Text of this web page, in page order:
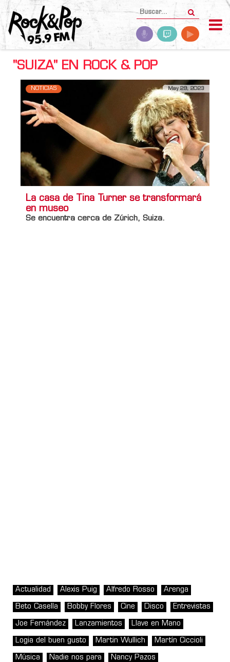
"SUIZA" EN ROCK & POP
NOTICIAS May 29, 2023
La casa de Tina Turner se transformará
en museo
Se encuentra cerca de Zúrich, Suiza.
Actualidad Alexis Puig Alfredo Rosso Arenga
Beto Casella Bobby Flores Cine Disco Entrevistas
Joe Fernández Lanzamientos Llave en Mano
Logia del buen gusto Martin Wullich Martín Ciccioli
Música Nadie nos para Nancy Pazos